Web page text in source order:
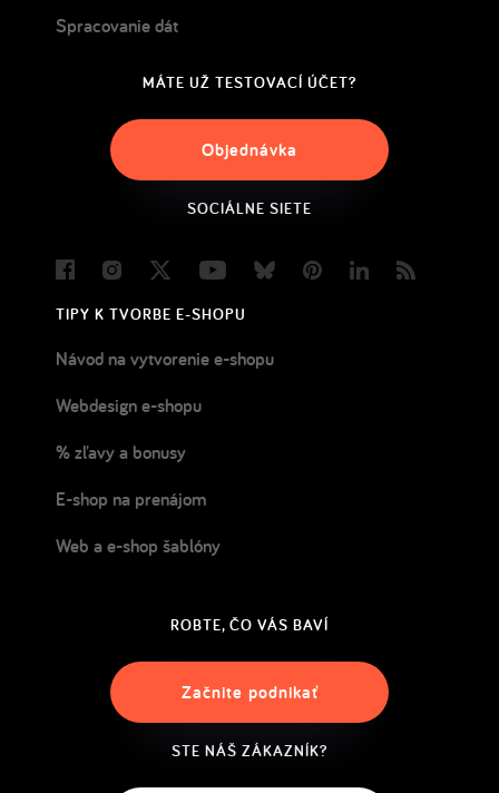
Spracovanie dát
MÁTE UŽ TESTOVACÍ ÚČET?
Objednávka
SOCIÁLNE SIETE
FacebookInstagram
Twitter YoutubeBlueskyPinterestLinkedIn
TIPY K TVORBE E-SHOPU
Návod na vytvorenie e-shopu
Webdesign e-shopu
% zľavy a bonusy
E-shop na prenájom
Web a e-shop šablóny
ROBTE, ČO VÁS BAVÍ
Začnite podnikať
STE NÁŠ ZÁKAZNÍK?